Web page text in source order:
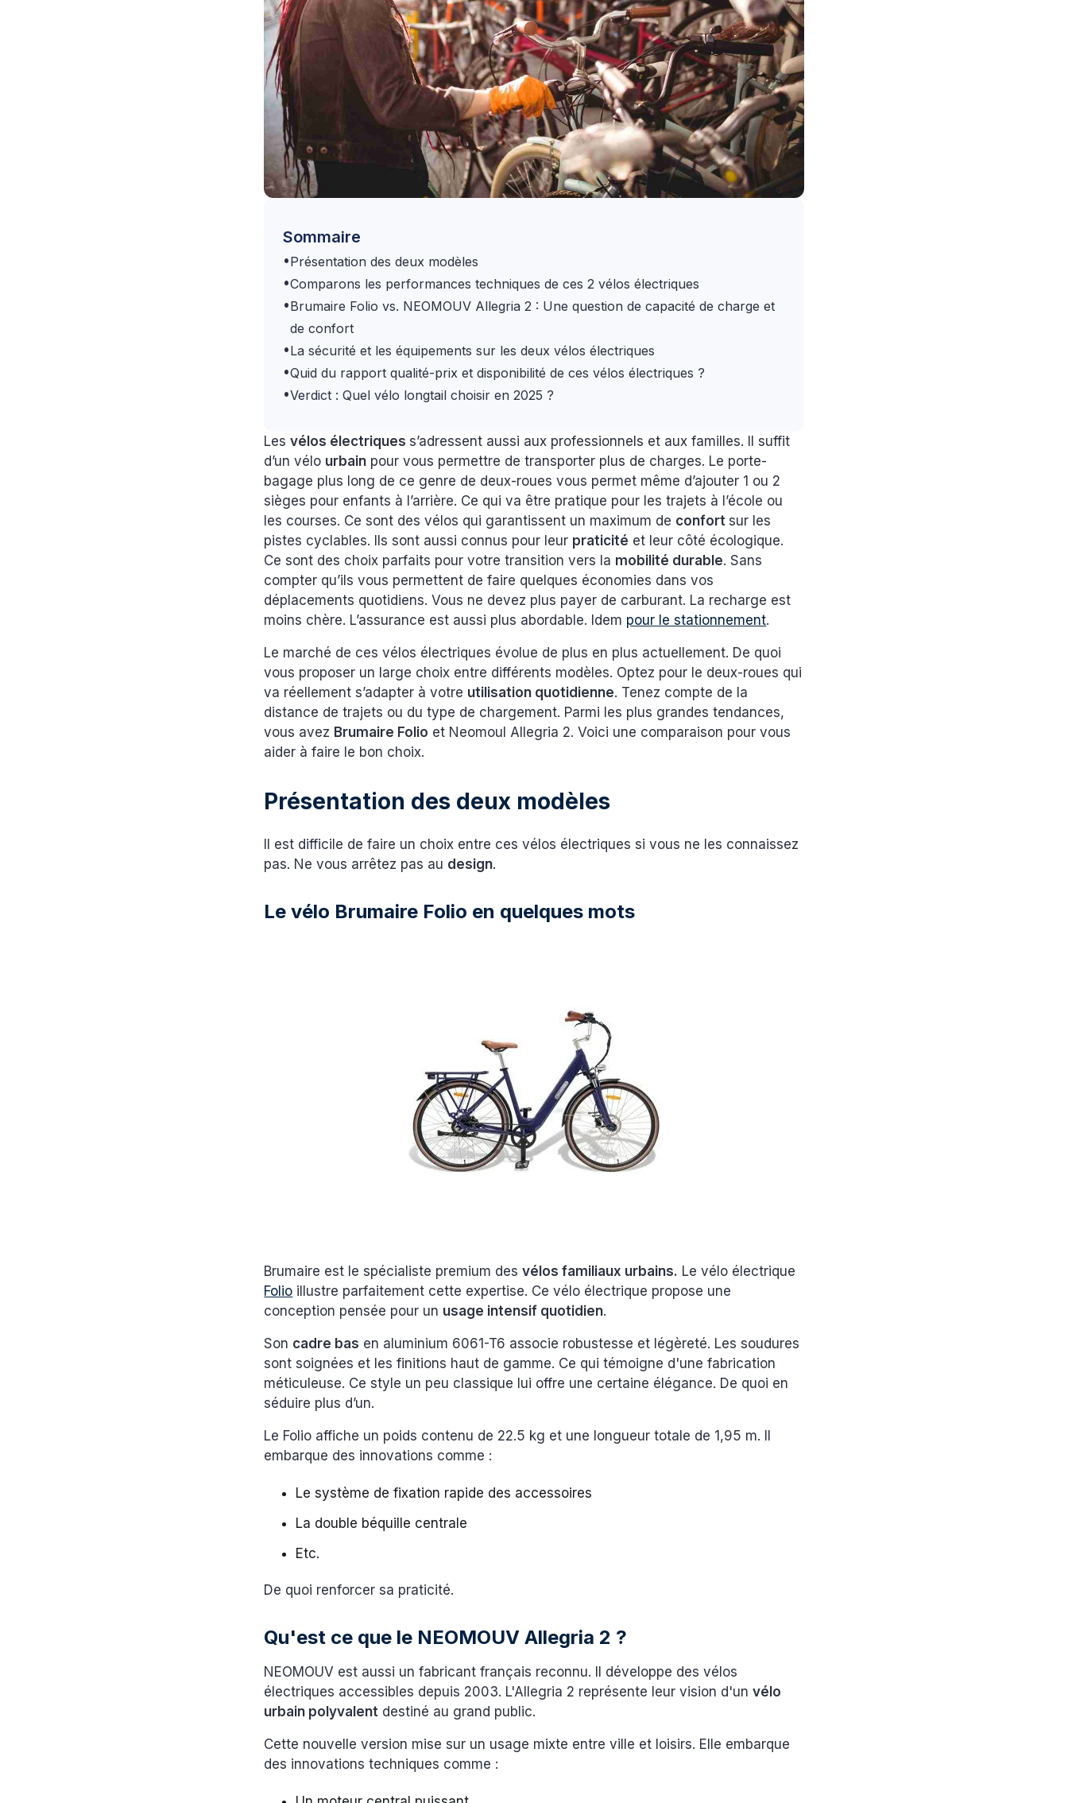
Sommaire
•Présentation des deux modèles
•Comparons les performances techniques de ces 2 vélos électriques
•Brumaire Folio vs. NEOMOUV Allegria 2 : Une question de capacité de charge et
de confort
•La sécurité et les équipements sur les deux vélos électriques
•Quid du rapport qualité-prix et disponibilité de ces vélos électriques ?
•Verdict : Quel vélo longtail choisir en 2025 ?
Lesvélos électriquess’adressent aussi aux professionnels et aux familles. Il suffit
d’un vélo urbain pour vous permettre de transporter plus de charges. Le porte-
bagage plus long de ce genre de deux-roues vous permet même d’ajouter 1 ou 2
sièges pour enfants à l’arrière. Ce qui va être pratique pour les trajets à l’école ou
les courses. Ce sont des vélos qui garantissent un maximum de confortsur les
pistes cyclables. Ils sont aussi connus pour leur praticité et leur côté écologique.
Ce sont des choix parfaits pour votre transition vers la mobilité durable. Sans
compter qu’ils vous permettent de faire quelques économies dans vos
déplacements quotidiens. Vous ne devez plus payer de carburant. La recharge est
moins chère. L’assurance est aussi plus abordable. Idem pour le stationnement.
Le marché de ces vélos électriques évolue de plus en plus actuellement. De quoi
vous proposer un large choix entre différents modèles. Optez pour le deux-roues qui
va réellement s’adapter à votre utilisation quotidienne. Tenez compte de la
distance de trajets ou du type de chargement. Parmi les plus grandes tendances,
vous avez Brumaire Folio et Neomoul Allegria 2. Voici une comparaison pour vous
aider à faire le bon choix.
Présentation des deux modèles
Il est difficile de faire un choix entre ces vélos électriques si vous ne les connaissez
pas. Ne vous arrêtez pas au design.
Le vélo Brumaire Folio en quelques mots
Brumaire est le spécialiste premium desvélos familiaux urbains. Le vélo électrique
Folio illustre parfaitement cette expertise. Ce vélo électrique propose une
conception pensée pour un usage intensif quotidien.
Son cadre bas en aluminium 6061-T6 associe robustesse et légèreté. Les soudures
sont soignées et les finitions haut de gamme. Ce qui témoigne d'une fabrication
méticuleuse. Ce style un peu classique lui offre une certaine élégance. De quoi en
séduire plus d’un.
Le Folio affiche un poids contenu de 22.5 kg et une longueur totale de 1,95 m. Il
embarque des innovations comme :
Le système de fixation rapide des accessoires
La double béquille centrale
Etc.
De quoi renforcer sa praticité.
Qu'est ce que le NEOMOUV Allegria 2 ?
NEOMOUV est aussi un fabricant français reconnu. Il développe des vélos
électriques accessibles depuis 2003. L'Allegria 2 représente leur vision d'unvélo
urbain polyvalent destiné au grand public.
Cette nouvelle version mise sur un usage mixte entre ville et loisirs. Elle embarque
des innovations techniques comme :